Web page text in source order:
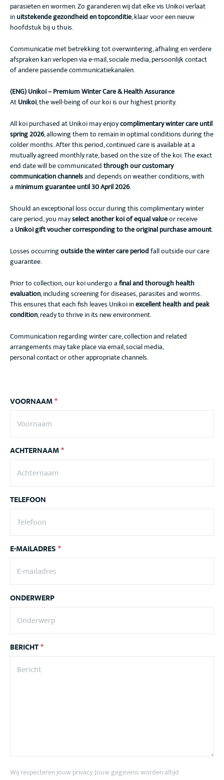
parasieten en wormen. Zo garanderen wij dat elke vis Unikoi verlaat
inuitstekende gezondheid en topconditie, klaar voor een nieuw
hoofdstuk bij u thuis.
Communicatie met betrekking tot overwintering, afhaling en verdere
afspraken kan verlopen via e-mail, sociale media, persoonlijk contact
of andere passende communicatiekanalen.
(ENG) Unikoi – Premium Winter Care & Health Assurance
AtUnikoi, the well-being of our koi is our highest priority.
All koi purchased at Unikoi may enjoycomplimentary winter care until
spring 2026, allowing them to remain in optimal conditions during the
colder months. After this period, continued care is available at a
mutually agreed monthly rate, based on the size of the koi. The exact
end date will be communicatedthrough our customary
communication channelsand depends on weather conditions, with
a minimum guarantee until 30 April 2026.
Should an exceptional loss occur during this complimentary winter
care period, you mayselect another koi of equal valueor receive
a Unikoi gift voucher corresponding to the original purchase amount.
Losses occurringoutside the winter care periodfall outside our care
guarantee.
Prior to collection, our koi undergo afinal and thorough health
evaluation, including screening for diseases, parasites and worms.
This ensures that each fish leaves Unikoi inexcellent health and peak
condition, ready to thrive in its new environment.
Communication regarding winter care, collection and related
arrangements may take place via email, social media,
personal contact or other appropriate channels.
VOORNAAM*
ACHTERNAAM*
TELEFOON
E-MAILADRES*
ONDERWERP
BERICHT*
Wij respecteren jouw privacy. Jouw gegevens worden altijd